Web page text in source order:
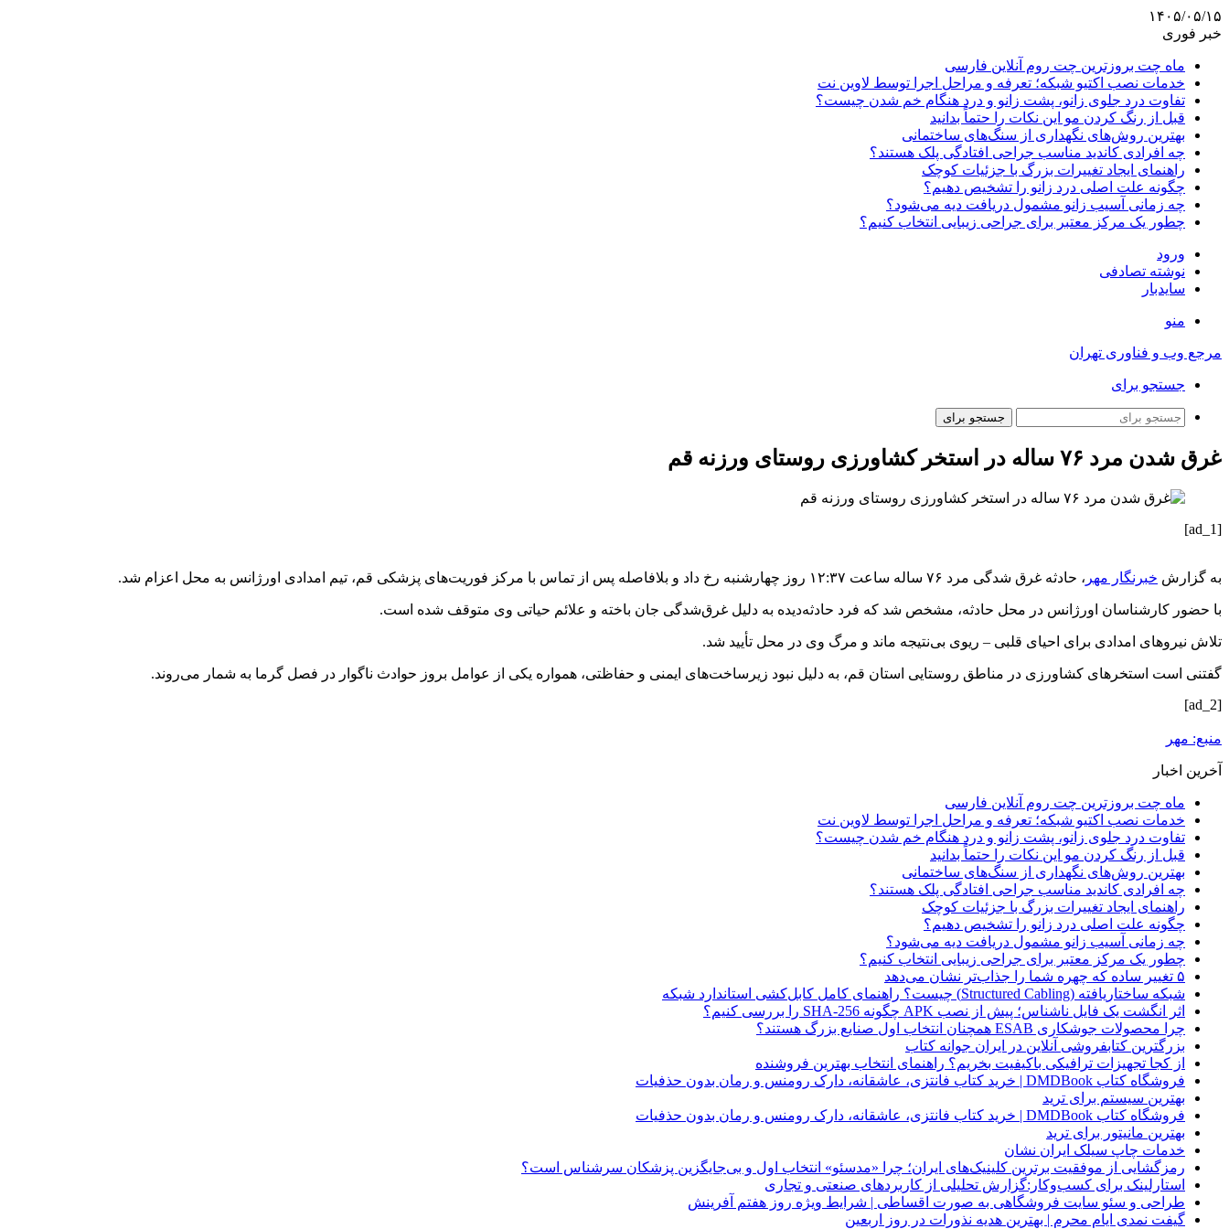
۱۴۰۵/۰۵/۱۵
خبر فوری
ماه چت بروزترین چت روم آنلاین فارسی
خدمات نصب اکتیو شبکه؛ تعرفه و مراحل اجرا توسط لاوین نت
تفاوت درد جلوی زانو، پشت زانو و درد هنگام خم شدن چیست؟
قبل از رنگ کردن مو این نکات را حتماً بدانید
بهترین روش‌های نگهداری از سنگ‌های ساختمانی
چه افرادی کاندید مناسب جراحی افتادگی پلک هستند؟
راهنمای ایجاد تغییرات بزرگ با جزئیات کوچک
چگونه علت اصلی درد زانو را تشخیص دهیم؟
چه زمانی آسیب زانو مشمول دریافت دیه می‌شود؟
چطور یک مرکز معتبر برای جراحی زیبایی انتخاب کنیم؟
ورود
نوشته تصادفی
سایدبار
منو
مرجع وب و فناوری تهران
جستجو برای
جستجو برای
غرق شدن مرد ۷۶ ساله در استخر کشاورزی روستای ورزنه قم
[ad_1]
به گزارش خبرنگار مهر ، حادثه غرق شدگی مرد ۷۶ ساله ساعت ۱۲:۳۷ روز چهارشنبه رخ داد و بلافاصله پس از تماس با مرکز فوریت‌های پزشکی قم، تیم امدادی اورژانس به محل اعزام شد.
با حضور کارشناسان اورژانس در محل حادثه، مشخص شد که فرد حادثه‌دیده به دلیل غرق‌شدگی جان باخته و علائم حیاتی وی متوقف شده است.
تلاش نیروهای امدادی برای احیای قلبی – ریوی بی‌نتیجه ماند و مرگ وی در محل تأیید شد.
گفتنی است استخرهای کشاورزی در مناطق روستایی استان قم، به دلیل نبود زیرساخت‌های ایمنی و حفاظتی، همواره یکی از عوامل بروز حوادث ناگوار در فصل گرما به شمار می‌روند.
[ad_2]
منبع: مهر
آخرین اخبار
ماه چت بروزترین چت روم آنلاین فارسی
خدمات نصب اکتیو شبکه؛ تعرفه و مراحل اجرا توسط لاوین نت
تفاوت درد جلوی زانو، پشت زانو و درد هنگام خم شدن چیست؟
قبل از رنگ کردن مو این نکات را حتماً بدانید
بهترین روش‌های نگهداری از سنگ‌های ساختمانی
چه افرادی کاندید مناسب جراحی افتادگی پلک هستند؟
راهنمای ایجاد تغییرات بزرگ با جزئیات کوچک
چگونه علت اصلی درد زانو را تشخیص دهیم؟
چه زمانی آسیب زانو مشمول دریافت دیه می‌شود؟
چطور یک مرکز معتبر برای جراحی زیبایی انتخاب کنیم؟
۵ تغییر ساده که چهره شما را جذاب‌تر نشان می‌دهد
شبکه ساختاریافته (Structured Cabling) چیست؟ راهنمای کامل کابل‌کشی استاندارد شبکه
اثر انگشت یک فایل ناشناس؛ پیش از نصب APK چگونه SHA-256 را بررسی کنیم؟
چرا محصولات جوشکاری ESAB همچنان انتخاب اول صنایع بزرگ هستند؟
بزرگترین کتابفروشی آنلاین در ایران جوانه کتاب
از کجا تجهیزات ترافیکی باکیفیت بخریم؟ راهنمای انتخاب بهترین فروشنده
فروشگاه کتاب DMDBook | خرید کتاب فانتزی، عاشقانه، دارک رومنس و رمان بدون حذفیات
بهترین سیستم برای ترید
فروشگاه کتاب DMDBook | خرید کتاب فانتزی، عاشقانه، دارک رومنس و رمان بدون حذفیات
بهترین مانیتور برای ترید
خدمات چاپ سیلک ایران نشان
رمزگشایی از موفقیت برترین کلینیک‌های ایران؛ چرا «مدسئو» انتخاب اول و بی‌جایگزین پزشکان سرشناس است؟
استارلینک برای کسب‌وکار:گزارش تحلیلی از کاربردهای صنعتی و تجاری
طراحی و سئو سایت فروشگاهی به صورت اقساطی | شرایط ویژه روز هفتم آفرینش
گیفت نمدی ایام محرم | بهترین هدیه نذورات در روز اربعین